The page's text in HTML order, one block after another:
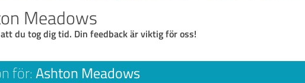
Meadows
du tog dig tid. Din feedback är viktig för oss!
för: Ashton Meadows